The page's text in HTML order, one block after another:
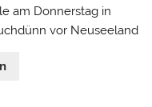
am Donnerstag in
vor Neuseeland